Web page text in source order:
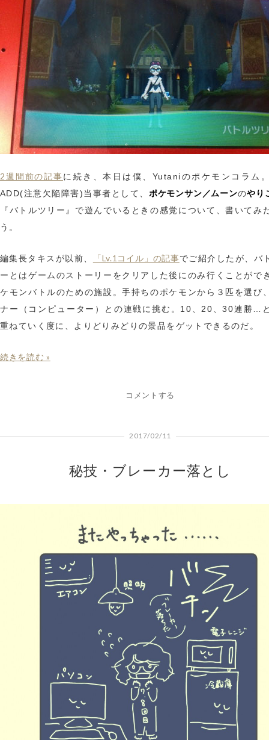
2週間前の記事に続き、本日は僕、Yutaniのポケモンコラム
ADD(注意欠陥障害)当事者として、 ポケモンサン／ムーンのやり
『バトルツリー』で遊んでいるときの感覚について、書いてみ
う。
編集長タキスが以前、 「Lv.1コイル」の記事でご紹介したが、バ
ーとはゲームのストーリーをクリアした後にのみ行くことがで
ケモンバトルのための施設。手持ちのポケモンから３匹を選び
ナー（コンピューター）との連戦に挑む。10、20、30連勝…
重ねていく度に、よりどりみどりの景品をゲットできるのだ。
続きを読む »
コメントする
2017/02/11
秘技・ブレーカー落とし